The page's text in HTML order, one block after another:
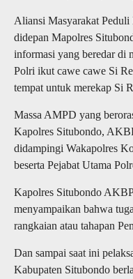
Aliansi Masyarakat
didepan Mapolres
informasi yang beredar di
Polri ikut cawe cawe Si
tempat untuk merekap Si
Massa AMPD yang
Kapolres Situbondo,
didampingi Wakapolres
beserta Pejabat Utama
Kapolres Situbondo
menyampaikan bahwa
rangkaian atau tahapan
Dan sampai saat ini
Kabupaten Situbondo